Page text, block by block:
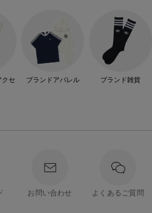
クセ ブランドアパレル ブランド雑貨
お問い合わせ よくあるご質問